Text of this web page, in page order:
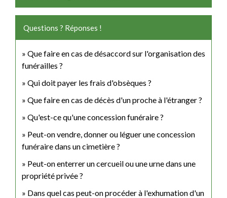
Questions ? Réponses !
Que faire en cas de désaccord sur l'organisation des
funérailles ?
Qui doit payer les frais d'obsèques ?
Que faire en cas de décès d'un proche à l'étranger ?
Qu'est-ce qu'une concession funéraire ?
Peut-on vendre, donner ou léguer une concession
funéraire dans un cimetière ?
Peut-on enterrer un cercueil ou une urne dans une
propriété privée ?
Dans quel cas peut-on procéder à l'exhumation d'un